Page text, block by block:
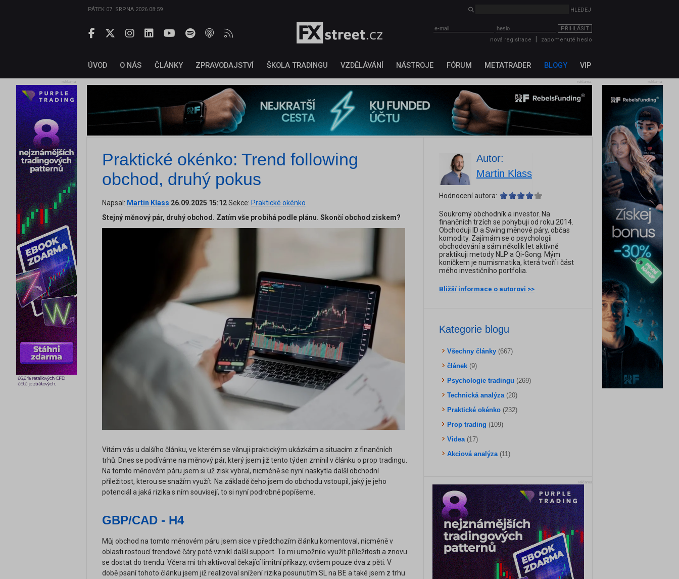
PÁTEK 07. SRPNA 2026 08:59
PŘIHLÁSIT
nová registrace
zapomenuté heslo
ÚVOD O NÁS ČLÁNKY ZPRAVODAJSTVÍ ŠKOLA TRADINGU VZDĚLÁVÁNÍ NÁSTROJE FÓRUM METATRADER BLOGY VIP
reklama reklama
reklama
Praktické okénko: Trend following
obchod, druhý pokus
Napsal: Martin Klass 26.09.2025 15:12Sekce: Praktické okénko
Stejný měnový pár, druhý obchod. Zatím vše probíhá podle plánu. Skončí obchod ziskem?
Vítám vás u dalšího článku, ve kterém se věnuji praktickým ukázkám a situacím z finančních
trhů. Dnes se podíváme na měnový pár, který jsem již tento týden zmínil v článku o prop tradingu.
Na tomto měnovém páru jsem si už zisk vybral, nicméně se nyní naskytla další obchodní
příležitost, kterou se snažím využít. Na základě čeho jsem do obchodu vstoupil, jaký je jeho
potenciál a jaká rizika s ním souvisejí, to si nyní podrobně popíšeme.
GBP/CAD - H4
Můj obchod na tomto měnovém páru jsem sice v předchozím článku komentoval, nicméně v
oblasti rostoucí trendové čáry poté vznikl další support. To mi umožnilo využít příležitosti a znovu
se dostat do trendu. Včera mi trh aktivoval čekající limitní příkazy, ovšem pouze dva z pěti. V
době psaní tohoto článku jsem již realizoval snížení rizika posunutím SL na BE a také jsem z trhu
Autor:
Martin Klass
Hodnocení autora:
Soukromý obchodník a investor. Na
finančních trzích se pohybuji od roku 2014.
Obchoduji ID a Swing měnové páry, občas
komodity. Zajímám se o psychologii
obchodování a sám několik let aktivně
praktikuji metody NLP a Qi-Gong. Mým
koníčkem je numismatika, která tvoří i část
mého investičního portfolia.
Bližší informace o autorovi >>
Kategorie blogu
Všechny články (667)
článek (9)
Psychologie tradingu (269)
Technická analýza(20)
Praktické okénko (232)
Prop trading (109)
Videa(17)
Akciová analýza(11)
reklama